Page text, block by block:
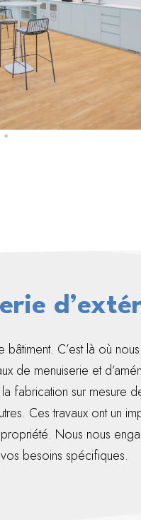
C’est là où
de menuiserie et
fabrication sur mesure
Ces travaux ont un
Nous nous
besoins spécifiques.